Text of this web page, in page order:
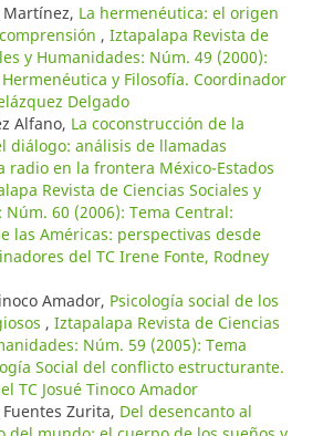
Martínez, La hermenéutica: el origen
, Iztapalapa Revista de
y Humanidades: Núm. 49 (2000):
y Filosofía. Coordinador
Delgado
Alfano, La coconstrucción de la
diálogo: análisis de llamadas
radio en la frontera México-Estados
Revista de Ciencias Sociales y
60 (2006): Tema Central:
las Américas: perspectivas desde
del TC Irene Fonte, Rodney
Amador, Psicología social de los
, Iztapalapa Revista de Ciencias
Núm. 59 (2005): Tema
Social del conflicto estructurante.
TC Josué Tinoco Amador
Zurita, Del desencanto al